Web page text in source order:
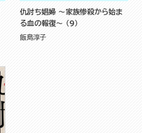
仇討ち娼婦 ～家族惨殺から始ま
る血の報復～ （9）
飯島淳子